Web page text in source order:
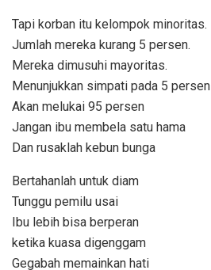
Tapi korban itu kelompok minoritas.
Jumlah mereka kurang 5 persen.
Mereka dimusuhi mayoritas.
Menunjukkan simpati pada 5 persen
Akan melukai 95 persen
Jangan ibu membela satu hama
Dan rusaklah kebun bunga
Bertahanlah untuk diam
Tunggu pemilu usai
Ibu lebih bisa berperan
ketika kuasa digenggam
Gegabah memainkan hati